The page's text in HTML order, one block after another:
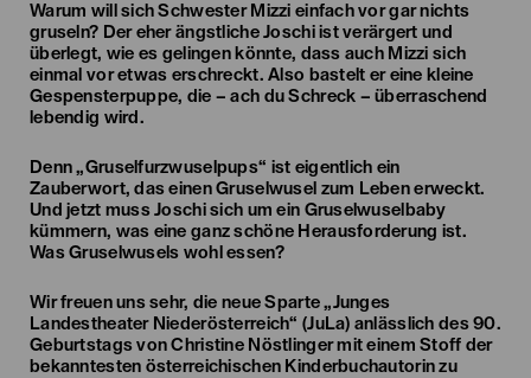
Warum will sich Schwester Mizzi einfach vor gar nichts
gruseln? Der eher ängstliche Joschi ist verärgert und
überlegt, wie es gelingen könnte, dass auch Mizzi sich
einmal vor etwas erschreckt. Also bastelt er eine kleine
Gespensterpuppe, die – ach du Schreck – überraschend
lebendig wird.
Denn „Gruselfurzwuselpups“ ist eigentlich ein
Zauberwort, das einen Gruselwusel zum Leben erweckt.
Und jetzt muss Joschi sich um ein Gruselwuselbaby
kümmern, was eine ganz schöne Herausforderung ist.
Was Gruselwusels wohl essen?
Wir freuen uns sehr, die neue Sparte „Junges
Landestheater Niederösterreich“ (JuLa) anlässlich des 90.
Geburtstags von Christine Nöstlinger mit einem Stoff der
bekanntesten österreichischen Kinderbuchautorin zu